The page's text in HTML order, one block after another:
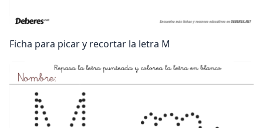
Ficha para picar y recortar la letra M